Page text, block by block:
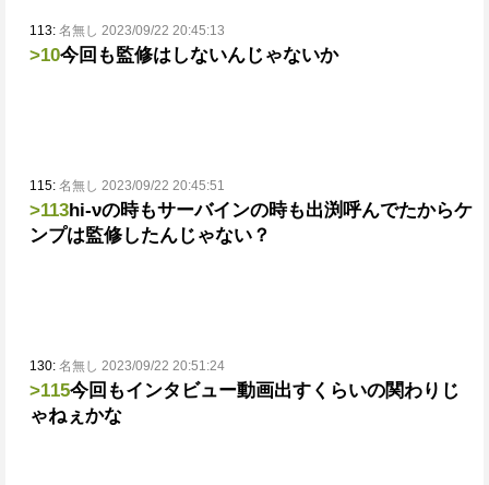
113: 名無し 2023/09/22 20:45:13
>10今回も監修はしないんじゃないか
115: 名無し 2023/09/22 20:45:51
>113hi-νの時もサーバインの時も出渕呼んでたからケ
ンプは監修したんじゃない？
130: 名無し 2023/09/22 20:51:24
>115今回もインタビュー動画出すくらいの関わりじ
ゃねぇかな